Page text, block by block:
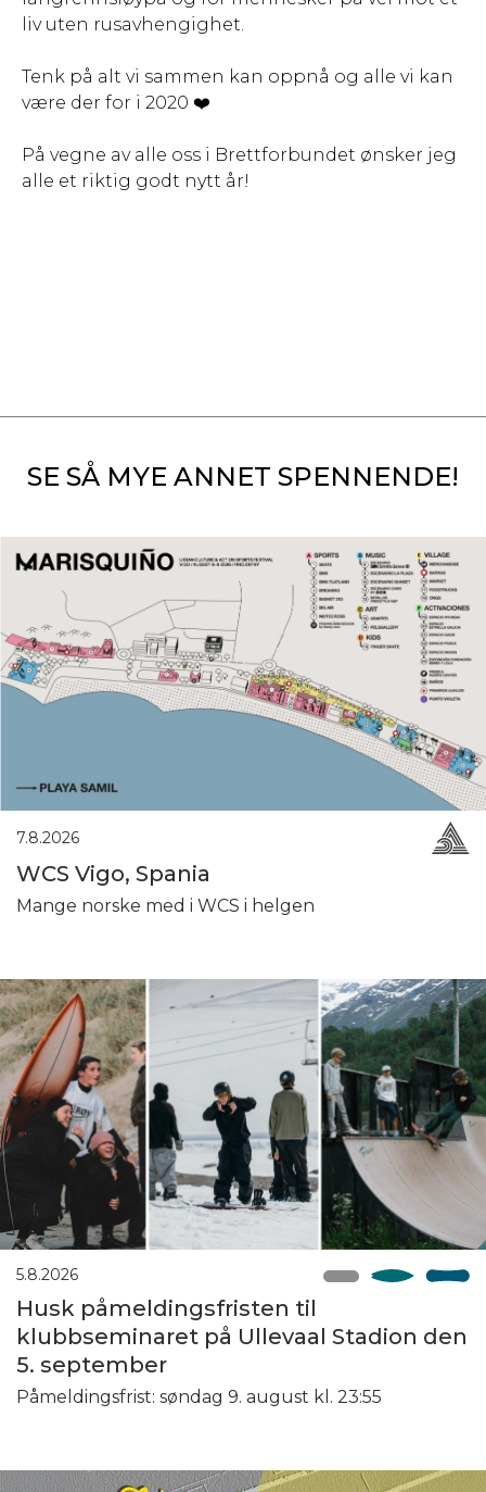
liv uten rusavhengighet.
Tenk på alt vi sammen kan oppnå og alle vi kan
være der for i 2020 ❤️
På vegne av alle oss i Brettforbundet ønsker jeg
alle et riktig godt nytt år!
SE SÅ MYE ANNET SPENNENDE!
7.8.2026
WCS Vigo, Spania
Mange norske med i WCS i helgen
5.8.2026
Husk påmeldingsfristen til
klubbseminaret på Ullevaal Stadion den
5. september
Påmeldingsfrist: søndag 9. august kl. 23:55